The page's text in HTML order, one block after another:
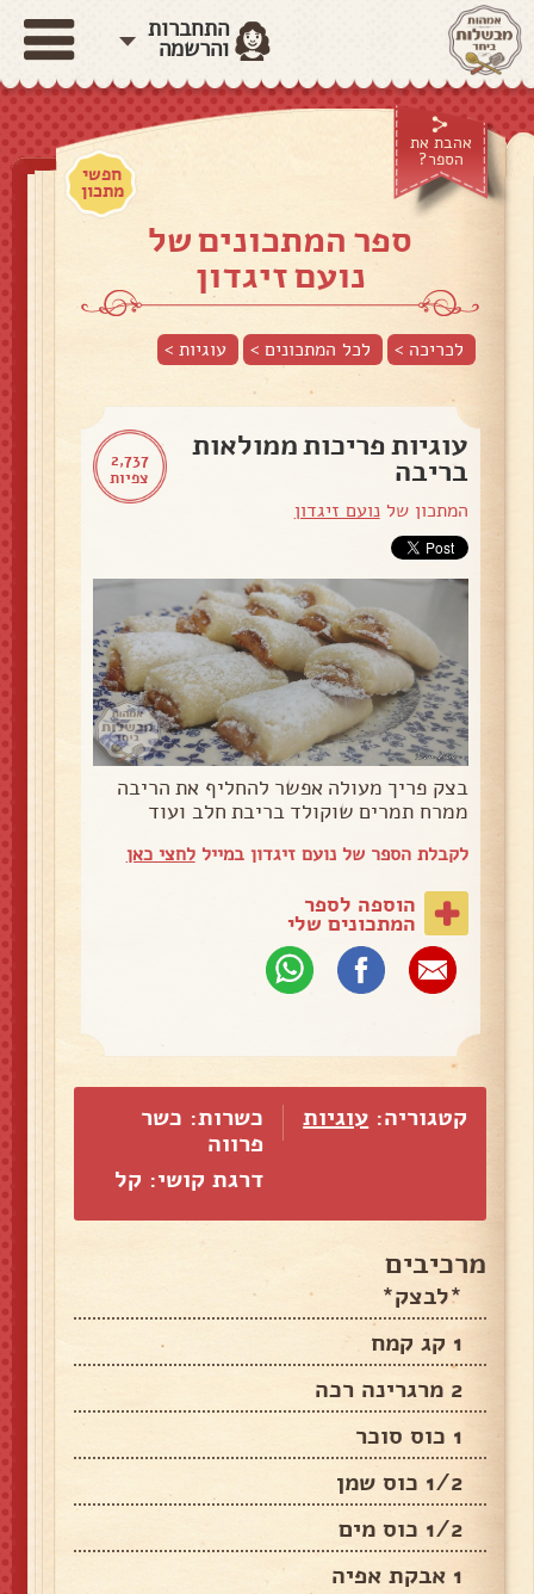
התחברות
והרשמה
אהבת את
הספר?
חפשי
מתכון
ספר המתכונים של
נועם זיגדון
לכריכה > לכל המתכונים > עוגיות>
2,737
צפיות
עוגיות פריכות ממולאות
בריבה
המתכון שלנועם זיגדון
בצק פריך מעולה אפשר להחליף את הריבה
ממרח תמרים שוקולד בריבת חלב ועוד
לקבלת הספר של נועם זיגדון במייללחצי כאן
הוספה לספר
המתכונים שלי
קטגוריה: עוגיות
כשרות: כשר
פרווה
דרגת קושי: קל
מרכיבים
*לבצק*
1 קג קמח
2 מרגרינה רכה
1 כוס סוכר
1/2 כוס שמן
1/2 כוס מים
1 אבקת אפיה